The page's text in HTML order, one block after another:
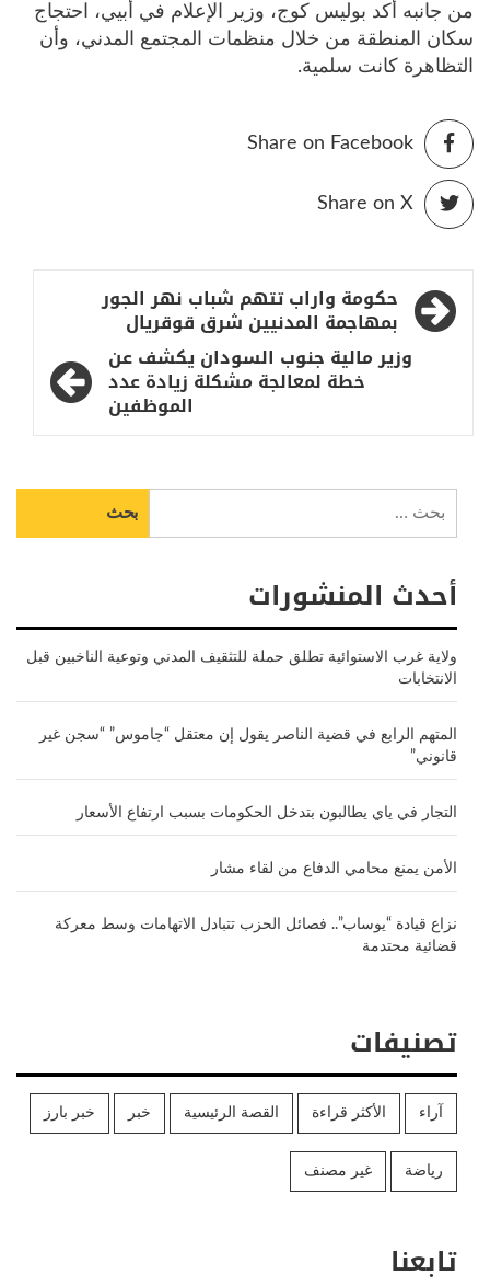
من جانبه أكد بوليس كوج، وزير الإعلام في أبيي، احتجاج
سكان المنطقة من خلال منظمات المجتمع المدني، وأن
التظاهرة كانت سلمية.
Share on Facebook
Share on X
تصفّح
المقالات
حكومة واراب تتهم شباب نهر الجور
بمهاجمة المدنيين شرق قوقريال
وزير مالية جنوب السودان يكشف عن
خطة لمعالجة مشكلة زيادة عدد
الموظفين
عن:
أحدث المنشورات
ولاية غرب الاستوائية تطلق حملة للتثقيف المدني وتوعية الناخبين قبل
الانتخابات
المتهم الرابع في قضية الناصر يقول إن معتقل “جاموس” “سجن غير
قانوني”
التجار في ياي يطالبون بتدخل الحكومات بسبب ارتفاع الأسعار
الأمن يمنع محامي الدفاع من لقاء مشار
نزاع قيادة “يوساب”.. فصائل الحزب تتبادل الاتهامات وسط معركة
قضائية محتدمة
تصنيفات
آراء الأكثر قراءة القصة الرئيسية خبر خبر بارز
رياضة غير مصنف
تابعنا